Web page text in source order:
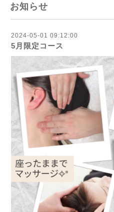
お知らせ
2024-05-01 09:12:00
5月限定コース